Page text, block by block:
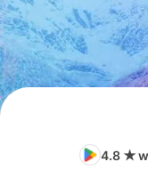
4.8 ★